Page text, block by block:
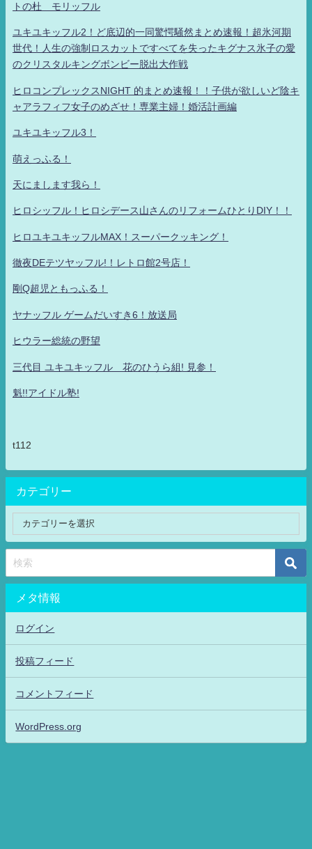
トの杜 モリッフル
ユキユキッフル2！ど底辺的一同驚愕騒然まとめ速報！超氷河期
世代！人生の強制ロスカットですべてを失ったキグナス氷子の愛
のクリスタルキングボンビー脱出大作戦
ヒロコンプレックスNIGHT 的まとめ速報！！子供が欲しいど陰キ
ャアラフィフ女子のめざせ！専業主婦！婚活計画編
ユキユキッフル3！
萌えっふる！
天にまします我ら！
ヒロシッフル！ヒロシデース山さんのリフォームひとりDIY！！
ヒロユキユキッフルMAX！スーパークッキング！
徹夜DEテツヤッフル!！レトロ館2号店！
剛Q超児ともっふる！
ヤナッフル ゲームだいすき6！放送局
ヒウラー総統の野望
三代目 ユキユキッフル 花のひうら組! 見参！
魁!!アイドル塾!
t112
カテゴリー
メタ情報
ログイン
投稿フィード
コメントフィード
WordPress.org